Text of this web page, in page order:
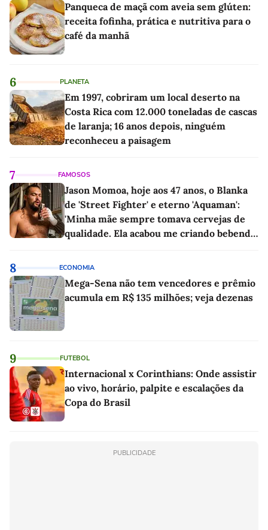
Panqueca de maçã com aveia sem glúten:
receita fofinha, prática e nutritiva para o
café da manhã
6 PLANETA
Em 1997, cobriram um local deserto na
Costa Rica com 12.000 toneladas de cascas
de laranja; 16 anos depois, ninguém
reconheceu a paisagem
7 FAMOSOS
Jason Momoa, hoje aos 47 anos, o Blanka
de 'Street Fighter' e eterno 'Aquaman':
'Minha mãe sempre tomava cervejas de
qualidade. Ela acabou me criando bebendo
8 ECONOMIA
Mega-Sena não tem vencedores e prêmio
acumula em R$ 135 milhões; veja dezenas
9 FUTEBOL
Internacional x Corinthians: Onde assistir
ao vivo, horário, palpite e escalações da
Copa do Brasil
PUBLICIDADE